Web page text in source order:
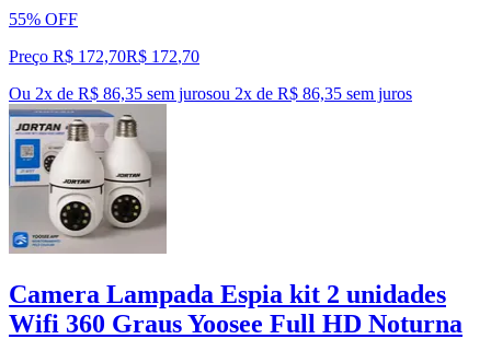
55% OFF
Preço R$ 172,70R$ 172,70
Ou 2x de R$ 86,35 sem jurosou 2x de R$ 86,35 sem juros
Camera Lampada Espia kit 2 unidades
Wifi 360 Graus Yoosee Full HD Noturna